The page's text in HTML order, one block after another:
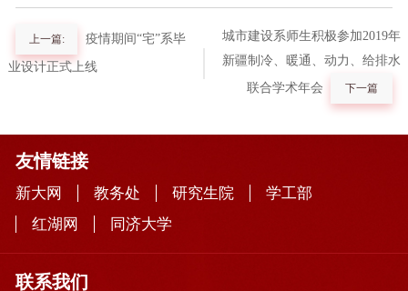
上一篇: 疫情期间“宅”系毕
业设计正式上线
城市建设系师生积极参加2019年
新疆制冷、暖通、动力、给排水
联合学术年会
下一篇
友情链接
新大网 教务处 研究生院
学工部
红湖网
同济大学
联系我们